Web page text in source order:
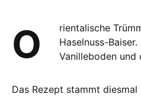
Orientalische Trümmertorte mit knusprigen
Haselnuss-
Vanilleboden und
Das Rezept stammt